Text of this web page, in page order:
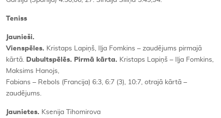
Teniss
Jaunieši.
Vienspēles. Kristaps Lapiņš, Iļja Fomkins – zaudējums pirmajā
kārtā. Dubultspēlēs. Pirmā kārta. Kristaps Lapiņš – Iļja Fomkins,
Maksims Hanojs,
Fabians – Rebols (Francija) 6:3, 6:7 (3), 10:7, otrajā kārtā –
zaudējums.
Jaunietes. Ksenija Tihomirova